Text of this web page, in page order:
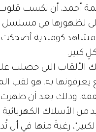
أحمد، أن تكسب
كوميدية أضحكت
كبير.
الألقاب التي حصلت
به، هو لقب
وذلك بعد أن
من الأسلاك
رغبةً منها في أن